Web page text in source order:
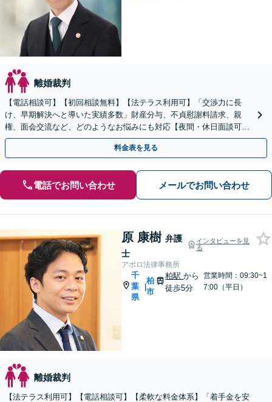
離婚裁判
【電話相談可】【初回相談無料】【法テラス利用可】「交渉力に長
け、早期解決へと導いた実績多数」財産分与、不貞慰謝料請求、親
権、面会交流など、どのようなお悩みにも対応【夜間・休日面談可】
【完全個室】【子連れ相談可】【本千葉駅徒歩３分】
料金表を見る
電話でお問い合わせ メールでお問い合わせ
原 康樹 弁護
士
インタビューを見
る
アポロ法律事務所
千
葉
県
|
柏
市
柏駅から
徒歩5分
営業時間：09:30~1
7:00（平日）
離婚裁判
【法テラス利用可】【電話相談可】【柔軟な料金体系】「着手金を安